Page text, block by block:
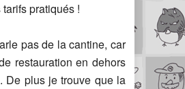
tarifs pratiqués !
pas de la cantine, car
restauration en dehors
De plus je trouve que la